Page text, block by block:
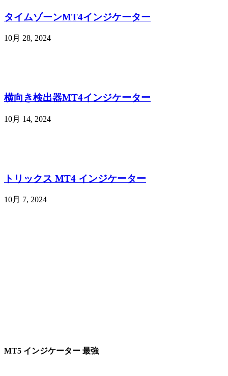
タイムゾーンMT4インジケーター
10月 28, 2024
横向き検出器MT4インジケーター
10月 14, 2024
トリックス MT4 インジケーター
10月 7, 2024
MT5 インジケーター 最強